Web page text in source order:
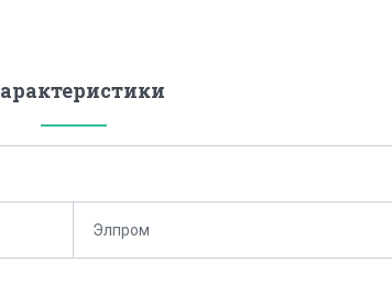
Элпром